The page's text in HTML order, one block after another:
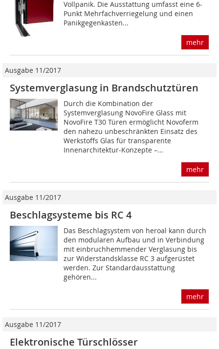
Vollpanik. Die Ausstattung umfasst eine 6-
Punkt Mehrfachverriegelung und einen
Panikgegenkasten...
mehr
Ausgabe 11/2017
Systemverglasung in Brandschutztüren
Durch die Kombination der
Systemverglasung NovoFire Glass mit
NovoFire T30 Türen ermöglicht Novoferm
den nahezu unbeschränkten Einsatz des
Werkstoffs Glas für transparente
Innenarchitektur-Konzepte –...
mehr
Ausgabe 11/2017
Beschlagsysteme bis RC 4
Das Beschlagsystem von heroal kann durch
den modularen Aufbau und in Verbindung
mit einbruchhemmender Verglasung bis
zur Widerstandsklasse RC 3 aufgerüstet
werden. Zur Standard­ausstattung
gehören...
mehr
Ausgabe 11/2017
Elektronische Türschlösser